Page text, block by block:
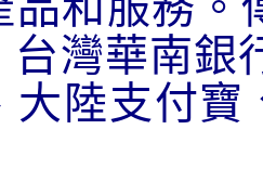
台灣華南銀
大陸支付